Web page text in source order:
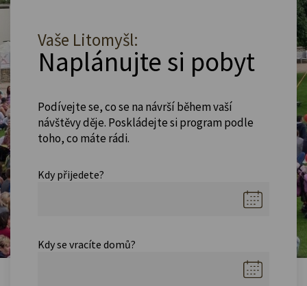
Vaše Litomyšl:
Naplánujte si pobyt
Podívejte se, co se na návrší během vaší
návštěvy děje. Poskládejte si program podle
toho, co máte rádi.
Kdy přijedete?
Kdy se vracíte domů?